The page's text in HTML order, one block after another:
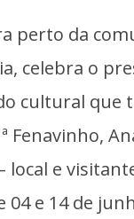
perto da
celebra o
cultural que
Fenavinho,
e
e 14 de